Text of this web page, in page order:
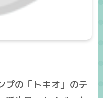
プの「トキオ」のテ